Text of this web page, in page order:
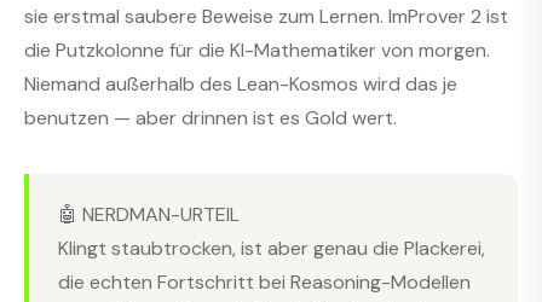
sie erstmal saubere Beweise zum Lernen. ImProver 2 ist
die Putzkolonne für die KI-Mathematiker von morgen.
Niemand außerhalb des Lean-Kosmos wird das je
benutzen — aber drinnen ist es Gold wert.
🤖 NERDMAN-URTEIL
Klingt staubtrocken, ist aber genau die Plackerei,
die echten Fortschritt bei Reasoning-Modellen